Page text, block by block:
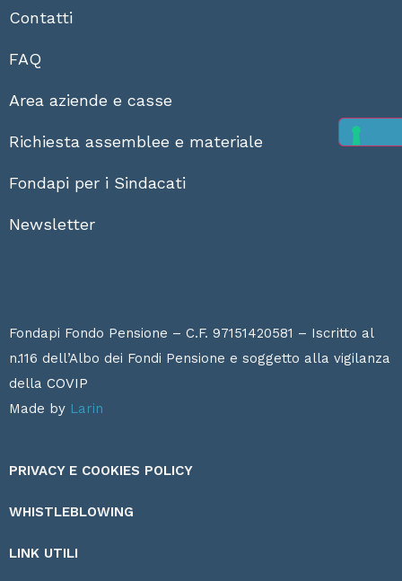
Contatti
FAQ
Area aziende e casse
Richiesta assemblee e materiale
Fondapi per i Sindacati
Newsletter
Fondapi Fondo Pensione – C.F. 97151420581 – Iscritto al
n.116 dell’Albo dei Fondi Pensione e soggetto alla vigilanza
della COVIP
Made by Larin
PRIVACY E COOKIES POLICY
WHISTLEBLOWING
LINK UTILI